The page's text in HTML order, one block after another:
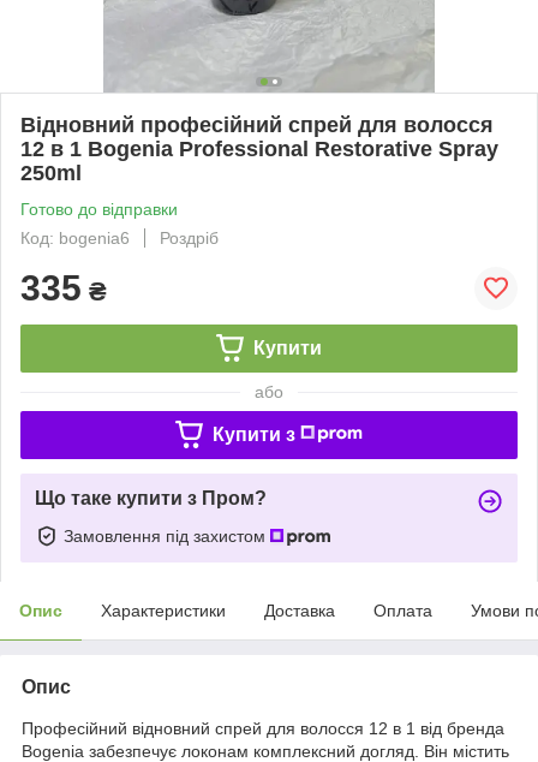
Відновний професійний спрей для волосся
12 в 1 Bogenia Professional Restorative Spray
250ml
Готово до відправки
Код: bogenia6
Роздріб
335 ₴
Купити
або
Купити з
Що таке купити з Пром?
Замовлення під захистом
Опис Характеристики Доставка Оплата Умови
Опис
Професійний відновний спрей для волосся 12 в 1 від бренда
Bogenia забезпечує локонам комплексний догляд. Він містить